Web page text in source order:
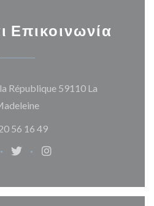
Επικοινωνία
République 59110 La
((ανοίγει σε νέο
56 16 49
((ανοίγει σε νέο
Twitter ((ανοίγει σε νέο
Instagram ((ανοίγει